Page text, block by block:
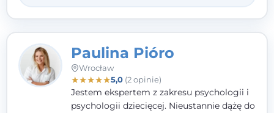
Paulina Pióro
Wrocław
★★★★★5,0(2 opinie)
Jestem ekspertem z zakresu psychologii i
psychologii dziecięcej. Nieustannie dążę do